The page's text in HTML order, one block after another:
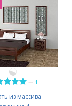
1
из массива